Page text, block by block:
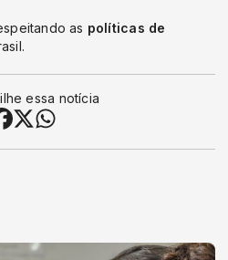
as políticas de
essa notícia